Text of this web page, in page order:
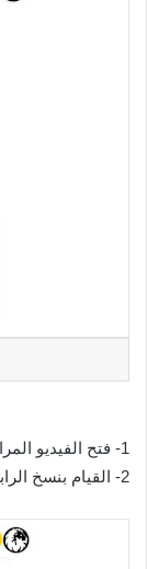
1- فتح الفيديو المراد تحميله
2- القيام بنسخ الرابط الخاص بالفيديو